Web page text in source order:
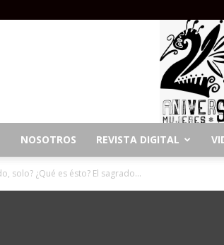
NOSOTROS REVISTA DIGITAL
solo? ¿Qué es ésto? El sagrado...